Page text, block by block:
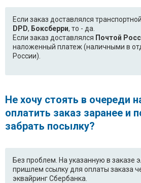
Если заказ доставлялся
DPD, Боксберри, то - да.
Если заказ доставлялся Почтой
наложенный платеж (наличными в
России).
Не хочу стоять в очереди
оплатить заказ заранее и
забрать посылку?
Без проблем. На указанную в заказе
пришлем ссылку для оплаты заказа
эквайринг Сбербанка.